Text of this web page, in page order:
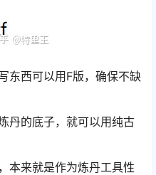
东西可以用F版，确保不缺
丹的底子，就可以用纯古
本来就是作为炼丹工具性